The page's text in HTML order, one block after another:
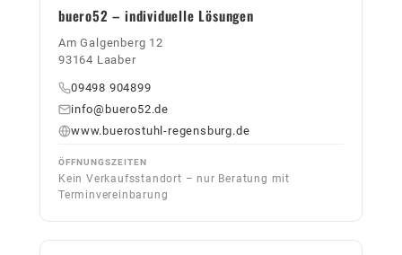
buero52 – individuelle Lösungen
Am Galgenberg 12
93164 Laaber
09498 904899
info@buero52.de
www.buerostuhl-regensburg.de
ÖFFNUNGSZEITEN
Kein Verkaufsstandort – nur Beratung mit
Terminvereinbarung